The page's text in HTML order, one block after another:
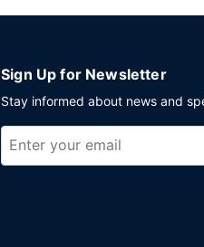
Sign Up for Newsletter
Stay informed about news and